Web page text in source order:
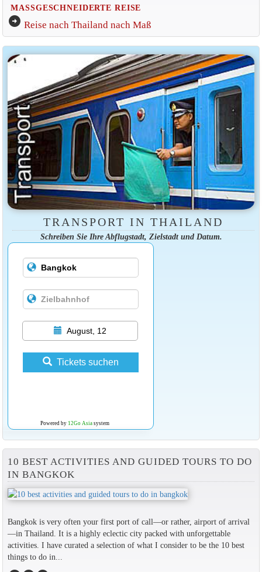
MASSGESCHNEIDERTE REISE
arrow_circle_right Reise nach Thailand nach Maß
TRANSPORT IN THAILAND
Schreiben Sie Ihre Abflugstadt, Zielstadt und Datum.
August, 12
Tickets suchen
Powered by 12Go Asiasystem
10 BEST ACTIVITIES AND GUIDED TOURS TO DO
IN BANGKOK
Bangkok is very often your first port of call—or rather, airport of arrival
—in Thailand. It is a highly eclectic city packed with unforgettable
activities. I have curated a selection of what I consider to be the 10 best
things to do in...